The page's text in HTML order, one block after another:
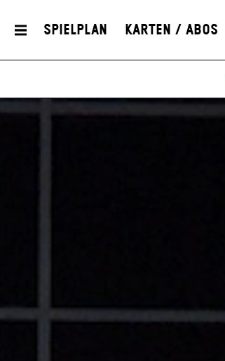
Spielplan Karten / Abos